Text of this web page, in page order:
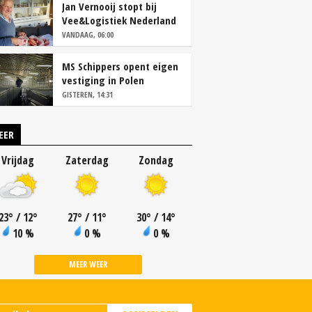
Jan Vernooij stopt bij
Vee&Logistiek Nederland
VANDAAG, 06:00
MS Schippers opent eigen
vestiging in Polen
GISTEREN, 14:31
Vrijdag
° / 12°
10 %
Zaterdag
27° / 11°
0 %
Zondag
30° / 14°
0 %
MEER WEER